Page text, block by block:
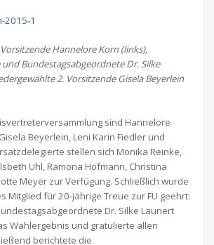
Hannelore Korn (links),
Bundestagsabgeordnete Dr. Silke
2. Vorsitzende Gisela Beyerlein
sind Hannelore
Beyerlein, Leni Karin Fiedler und
stellen sich Monika Reinke,
Uhl, Ramona Hofmann, Christina
Meyer zur Verfügung. Schließlich wurde
Mitglied für 20-jährige Treue zur FU geehrt:
Dr. Silke Launert
Wahlergebnis und gratulierte allen
berichtete die